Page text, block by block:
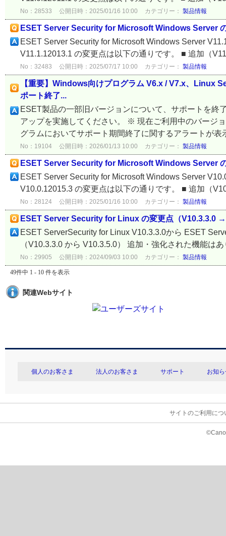
No：28533 公開日時：2025/01/16 10:00 カテゴリー： 製品情報
ESET Server Security for Microsoft Windows Server
ESET Server Security for Microsoft Windows Server
V11.1.12013.1 の変更点は以下の通りです。 ■ 追加（
No：32483 公開日時：2025/07/17 10:00 カテゴリー： 製品情報
【重要】Windows向けプログラム V6.x / V7.x、Linux
ポート終了...
ESET製品の一部旧バージョンについて、サポートを終
アップを実施してください。 ※ 現在ご利用中のバージ
グラムにおいてサポート期間終了に関するアラートが
No：19104 公開日時：2026/01/13 10:00 カテゴリー： 製品情報
ESET Server Security for Microsoft Windows Server
ESET Server Security for Microsoft Windows Server
V10.0.12015.3 の変更点は以下の通りです。 ■ 追加（
No：28124 公開日時：2025/01/16 10:00 カテゴリー： 製品情報
ESET Server Security for Linux の変更点（V10.3.3.0
ESET ServerSecurity for Linux V10.3.3.0から ESET
（V10.3.3.0 から V10.3.5.0） 追加・強化された機能は
No：29905 公開日時：2024/09/03 10:00 カテゴリー： 製品情報
49件中 1 - 10 件を表示
関連Webサイト
個人のお客さま 法人のお客さま サポート お知
サイトのご利用につ